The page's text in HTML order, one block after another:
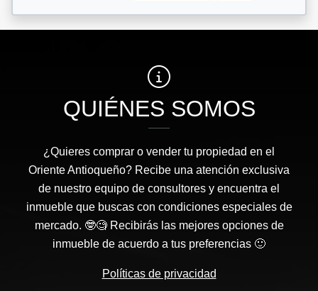
QUIÉNES SOMOS
¿Quieres comprar o vender tu propiedad en el
Oriente Antioqueño? Recibe una atención exclusiva
de nuestro equipo de consultores y encuentra el
inmueble que buscas con condiciones especiales de
mercado. 🤓🧐 Recibirás las mejores opciones de
inmueble de acuerdo a tus preferencias 🙂
Políticas de privacidad